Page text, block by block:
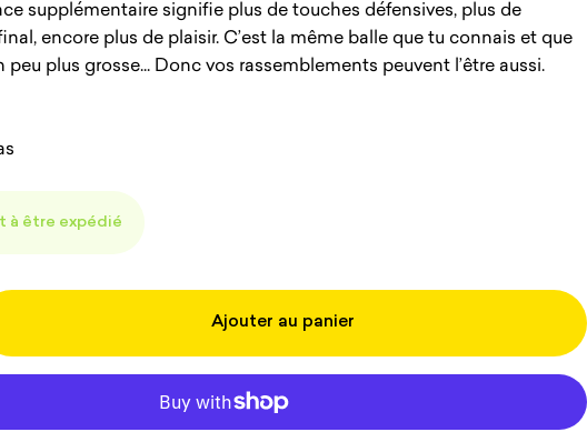
supplémentaire signifie plus de touches défensives, plus de
encore plus de plaisir. C’est la même balle que tu connais et que
peu plus grosse... Donc vos rassemblements peuvent l’être aussi.
à être expédié
Ajouter au panier